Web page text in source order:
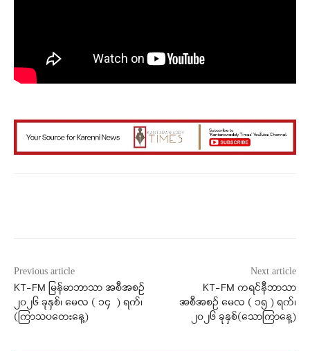
Previous article
KT-FM မြန်မာဘာသာ အစီအစဉ်
၂၀၂၆ ခုနှစ်၊ မေလ ( ၁၄ ) ရက်၊
(ကြာသပတေးနေ့)
Next article
KT-FM ကရင်နီဘာသာ
အစီအစဉ် မေလ ( ၁၅ ) ရက်၊
၂၀၂၆ ခုနှစ်(သောကြာနေ့)